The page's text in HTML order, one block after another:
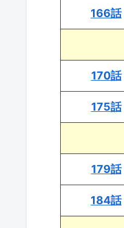
166話
170話
175話
179話
184話